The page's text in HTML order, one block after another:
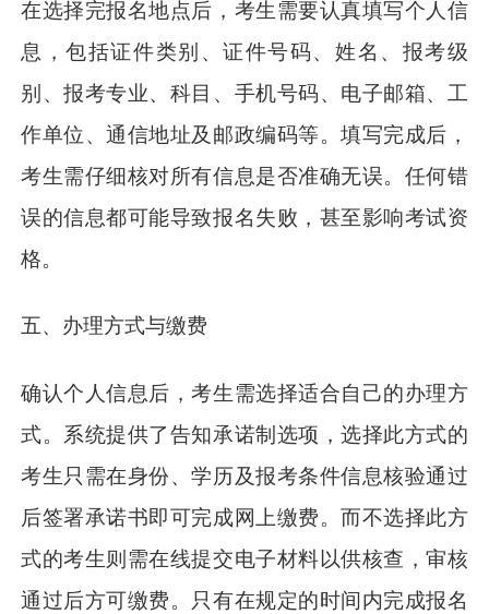
在选择完报名地点后，考生需要认真填写个人信
息，包括证件类别、证件号码、姓名、报考级
别、报考专业、科目、手机号码、电子邮箱、工
作单位、通信地址及邮政编码等。填写完成后，
考生需仔细核对所有信息是否准确无误。任何错
误的信息都可能导致报名失败，甚至影响考试资
格。
五、办理方式与缴费
确认个人信息后，考生需选择适合自己的办理方
式。系统提供了告知承诺制选项，选择此方式的
考生只需在身份、学历及报考条件信息核验通过
后签署承诺书即可完成网上缴费。而不选择此方
式的考生则需在线提交电子材料以供核查，审核
通过后方可缴费。只有在规定的时间内完成报名